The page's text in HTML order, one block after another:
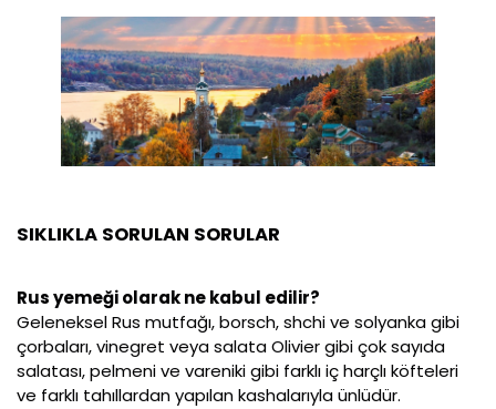
SIKLIKLA SORULAN SORULAR
Rus yemeği olarak ne kabul edilir?
Geleneksel Rus mutfağı, borsch, shchi ve solyanka gibi
çorbaları, vinegret veya salata Olivier gibi çok sayıda
salatası, pelmeni ve vareniki gibi farklı iç harçlı köfteleri
ve farklı tahıllardan yapılan kashalarıyla ünlüdür.